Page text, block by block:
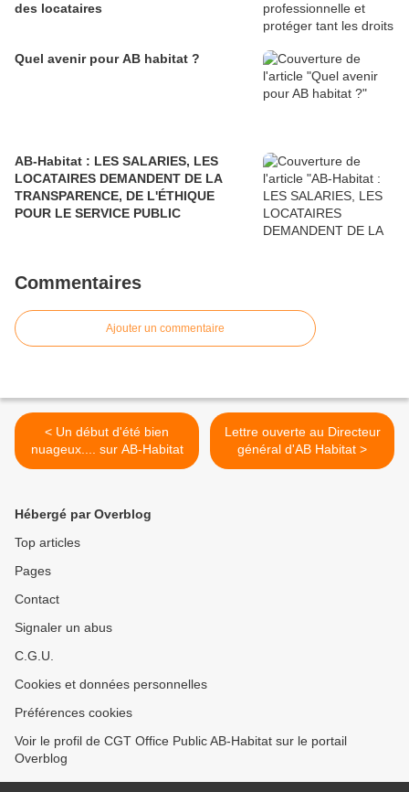
des locataires
Quel avenir pour AB habitat ?
AB-Habitat : LES SALARIES, LES
LOCATAIRES DEMANDENT DE LA
TRANSPARENCE, DE L'ÉTHIQUE
POUR LE SERVICE PUBLIC
Commentaires
Ajouter un commentaire
< Un début d'été bien
nuageux.... sur AB-Habitat
Lettre ouverte au Directeur
général d'AB Habitat >
Hébergé par Overblog
Top articles
Pages
Contact
Signaler un abus
C.G.U.
Cookies et données personnelles
Préférences cookies
Voir le profil de CGT Office Public AB-Habitat sur le portail
Overblog